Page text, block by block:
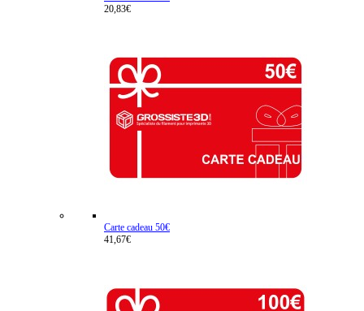
20,83€
Carte cadeau 50€
41,67€